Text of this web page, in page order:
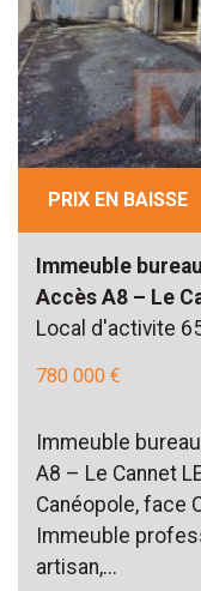
PRIX EN BAISSE
Immeuble
Accès A8 – Le
Local d'activite
780 000 €
Immeuble
A8 – Le Cannet
Canéopole, face
Immeuble
artisan,...